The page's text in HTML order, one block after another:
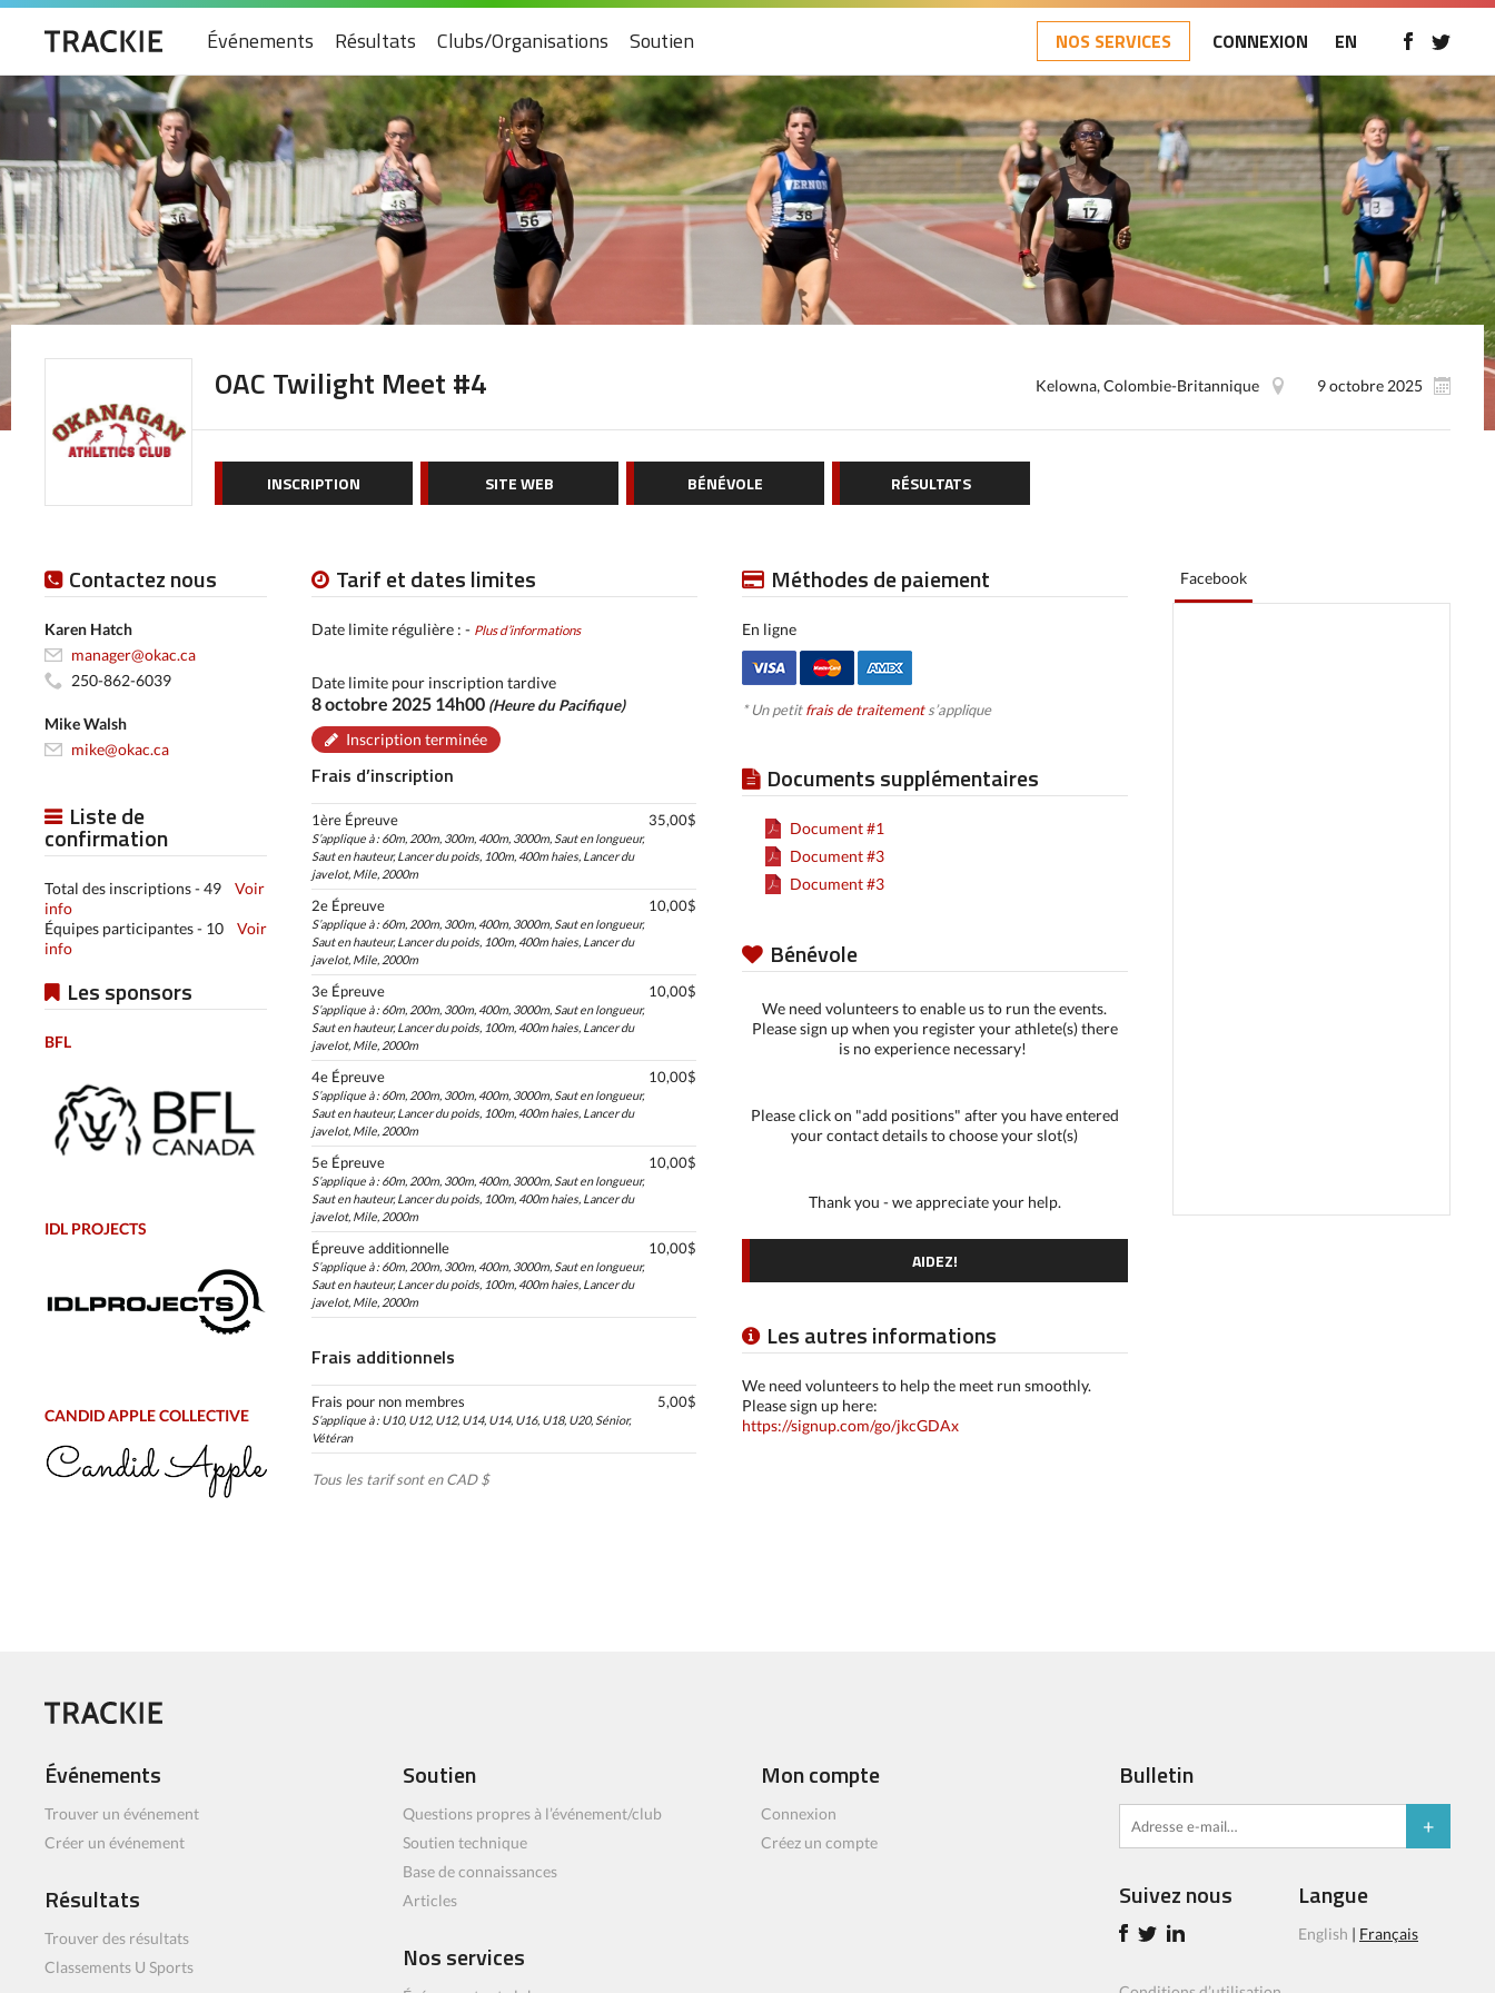
Événements Résultats Clubs/Organisations Soutien NOS SERVICES CONNEXION EN
OAC Twilight Meet #4 9 octobre 2025
Kelowna, Colombie-Britannique
INSCRIPTION SITE WEB BÉNÉVOLE RÉSULTATS
Tarif et dates limites
Date limite régulière : - Plus d’informations
Date limite pour inscription tardive
8 octobre 2025 14h00 (Heure du Pacifique)
Inscription terminée
Frais d’inscription
1ère Épreuve
S’applique à : 60m, 200m, 300m, 400m, 3000m, Saut en longueur,
Saut en hauteur, Lancer du poids, 100m, 400m haies, Lancer du
javelot, Mile, 2000m
35,00$
2e Épreuve
S’applique à : 60m, 200m, 300m, 400m, 3000m, Saut en longueur,
Saut en hauteur, Lancer du poids, 100m, 400m haies, Lancer du
javelot, Mile, 2000m
10,00$
3e Épreuve
S’applique à : 60m, 200m, 300m, 400m, 3000m, Saut en longueur,
Saut en hauteur, Lancer du poids, 100m, 400m haies, Lancer du
javelot, Mile, 2000m
10,00$
4e Épreuve
S’applique à : 60m, 200m, 300m, 400m, 3000m, Saut en longueur,
Saut en hauteur, Lancer du poids, 100m, 400m haies, Lancer du
javelot, Mile, 2000m
10,00$
5e Épreuve
S’applique à : 60m, 200m, 300m, 400m, 3000m, Saut en longueur,
Saut en hauteur, Lancer du poids, 100m, 400m haies, Lancer du
javelot, Mile, 2000m
10,00$
Épreuve additionnelle
S’applique à : 60m, 200m, 300m, 400m, 3000m, Saut en longueur,
Saut en hauteur, Lancer du poids, 100m, 400m haies, Lancer du
javelot, Mile, 2000m
10,00$
Frais additionnels
Frais pour non membres
S’applique à : U10, U12, U12, U14, U14, U16, U18, U20, Sénior,
Vétéran
5,00$
Tous les tarif sont en CAD $
Méthodes de paiement
En ligne
* Un petitfrais de traitements’applique
Documents supplémentaires
Document #1
Document #3
Document #3
Bénévole
We need volunteers to enable us to run the events.
Please sign up when you register your athlete(s) there
is no experience necessary!
Please click on "add positions" after you have entered
your contact details to choose your slot(s)
Thank you - we appreciate your help.
AIDEZ!
Les autres informations
We need volunteers to help the meet run smoothly.
Please sign up here:
https://signup.com/go/jkcGDAx
Contactez nous
Karen Hatch
manager@okac.ca
250-862-6039
Mike Walsh
mike@okac.ca
Liste de
confirmation
Total des inscriptions - 49 Voir
info
Équipes participantes - 10 Voir
info
Les sponsors
BFL
IDL PROJECTS
CANDID APPLE COLLECTIVE
Facebook
Événements
Trouver un événement
Créer un événement
Résultats
Trouver des résultats
Classements U Sports
Soutien
Questions propres à l’événement/club
Soutien technique
Base de connaissances
Articles
Nos services
Mon compte
Connexion
Créez un compte
Bulletin
Suivez nous Langue
English | Français